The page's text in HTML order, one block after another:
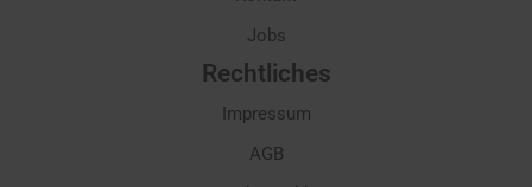
Jobs
Rechtliches
Impressum
AGB